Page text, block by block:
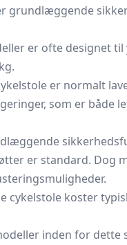
grundlæggende
er ofte designet til
er normalt
som er både
er standard. Dog
cykelstole koster
inden for dette